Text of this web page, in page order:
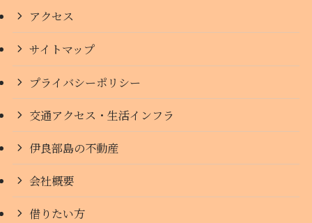
アクセス
サイトマップ
プライバシーポリシー
交通アクセス・生活インフラ
伊良部島の不動産
会社概要
借りたい方